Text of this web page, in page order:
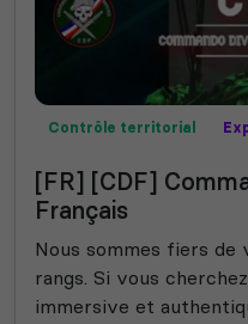
Contrôle territorial
[FR] [CDF]
Français
Nous sommes fiers de
rangs. Si vous
immersive et